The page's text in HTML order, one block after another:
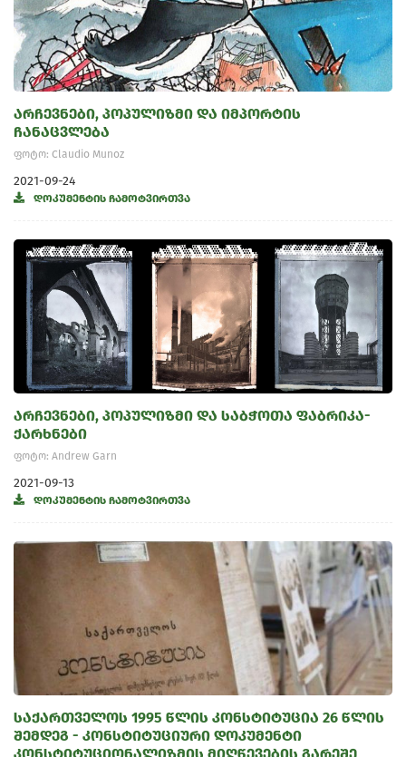
არჩევნები, პოპულიზმი და იმპორტის
ჩანაცვლება
ფოტო: Claudio Munoz
2021-09-24
დოკუმენტის ჩამოტვირთვა
არჩევნები, პოპულიზმი და საბჭოთა ფაბრიკა-
ქარხნები
ფოტო: Andrew Garn
2021-09-13
დოკუმენტის ჩამოტვირთვა
საქართველოს 1995 წლის კონსტიტუცია 26 წლის
შემდეგ - კონსტიტუციური დოკუმენტი